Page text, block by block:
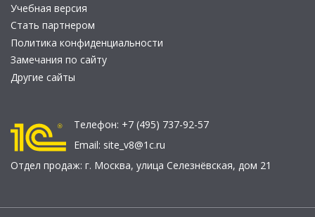
Учебная версия
Стать партнером
Политика конфиденциальности
Замечания по сайту
Другие сайты
Телефон: +7 (495) 737-92-57
Email: site_v8@1c.ru
Отдел продаж: г. Москва, улица Селезнёвская, дом 21